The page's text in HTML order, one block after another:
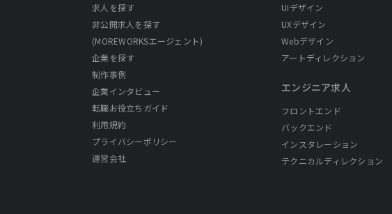
求人を探す
非公開求人を探す
(MOREWORKSエージェント)
企業を探す
制作事例
企業インタビュー
転職お役立ちガイド
利用規約
プライバシーポリシー
運営会社
UIデザイン
UXデザイン
Webデザイン
アートディレクション
エンジニア求人
フロントエンド
バックエンド
インスタレーション
テクニカルディレクション